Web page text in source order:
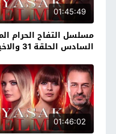
01:45:49
مسلسل التفاح الحرام
السادس الحلقة 31 والاخيرة
01:46:02